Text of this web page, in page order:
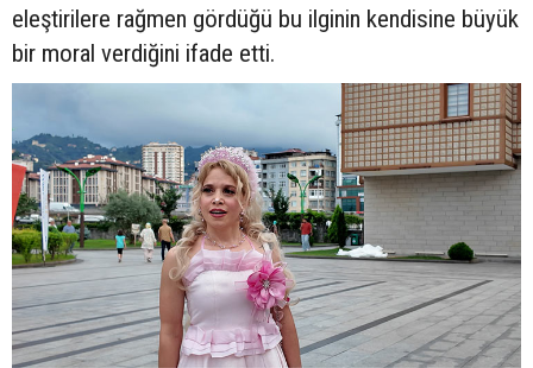
eleştirilere rağmen gördüğü bu ilginin kendisine büyük
bir moral verdiğini ifade etti.